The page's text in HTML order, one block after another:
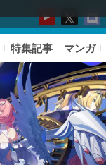
特集記事 マンガ